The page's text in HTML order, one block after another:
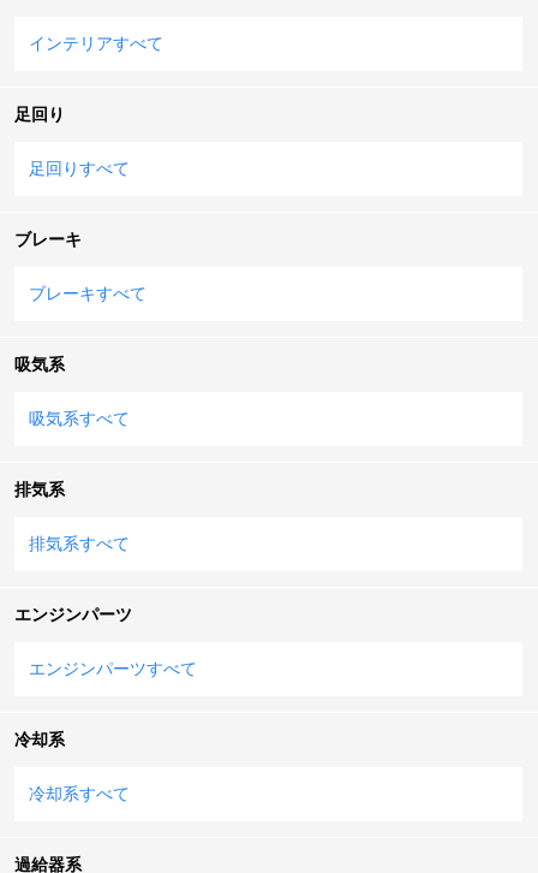
インテリアすべて
足回り
足回りすべて
ブレーキ
ブレーキすべて
吸気系
吸気系すべて
排気系
排気系すべて
エンジンパーツ
エンジンパーツすべて
冷却系
冷却系すべて
過給器系